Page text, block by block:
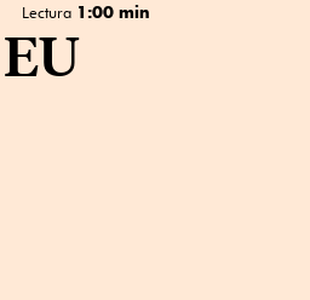
Lectura 1:00 min